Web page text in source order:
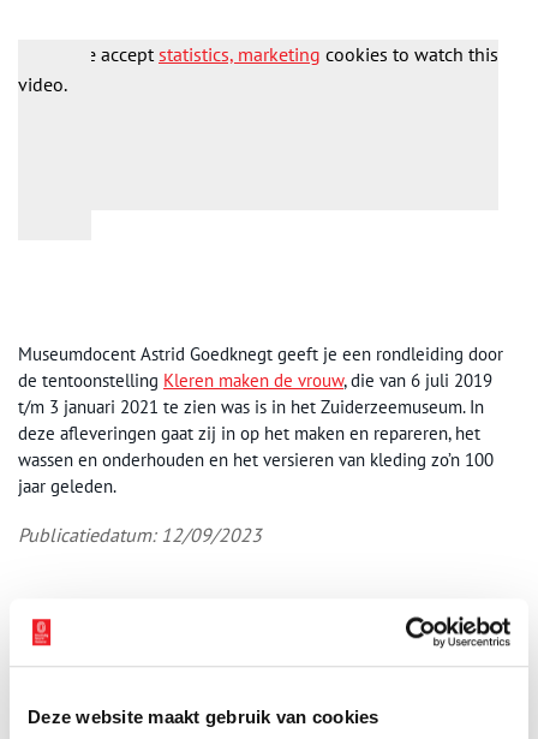
Deze website maakt gebruik van cookies
Please acceptstatistics, marketing cookies to watch this
video.
Museumdocent Astrid Goedknegt geeft je een rondleiding door
de tentoonstelling Kleren maken de vrouw, die van 6 juli 2019
t/m 3 januari 2021 te zien was is in het Zuiderzeemuseum. In
deze afleveringen gaat zij in op het maken en repareren, het
wassen en onderhouden en het versieren van kleding zo’n 100
jaar geleden.
Publicatiedatum: 12/09/2023
Aanvullingen
Vul deze informatie aan of geef een reactie.